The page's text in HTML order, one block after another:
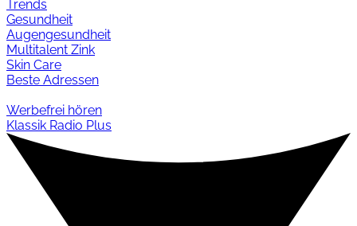
Trends
Gesundheit
Augengesundheit
Multitalent Zink
Skin Care
Beste Adressen
Werbefrei hören
Klassik Radio Plus